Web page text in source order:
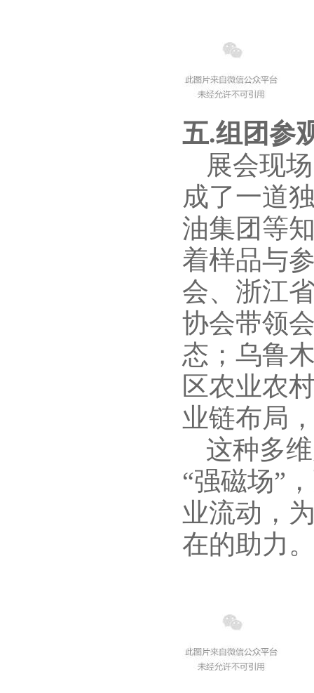
五.组团参
展会现
成了一道
油集团等
着样品与
会、浙江
协会带领
态；乌鲁
区农业农
业链布局
这种多
“强磁场”
业流动，
在的助力